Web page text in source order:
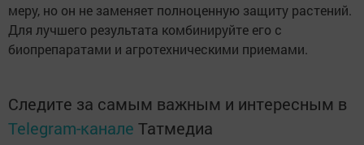
меру, но он не заменяет полноценную защиту растений.
Для лучшего результата комбинируйте его с
биопрепаратами и агротехническими приемами.
Следите за самым важным и интересным в
Telegram-канале Татмедиа